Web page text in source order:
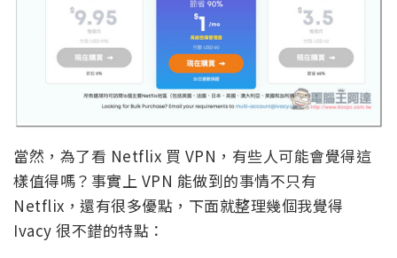
當然，為了看 Netflix 買 VPN，有些人可能會覺得這
樣值得嗎？事實上 VPN 能做到的事情不只有
Netflix，還有很多優點，下面就整理幾個我覺得
Ivacy 很不錯的特點：